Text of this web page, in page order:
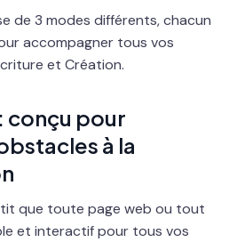
de 3 modes différents, chacun
accompagner tous vos
et Création.
conçu pour
à la
que toute page web ou tout
et interactif pour tous vos